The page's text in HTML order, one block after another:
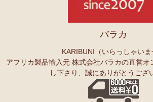
バラカ
KARIBUNI（いらっしゃいま
アフリカ製品輸入元 株式会社バラカの直営オ
し下さり、誠にありがとうござ